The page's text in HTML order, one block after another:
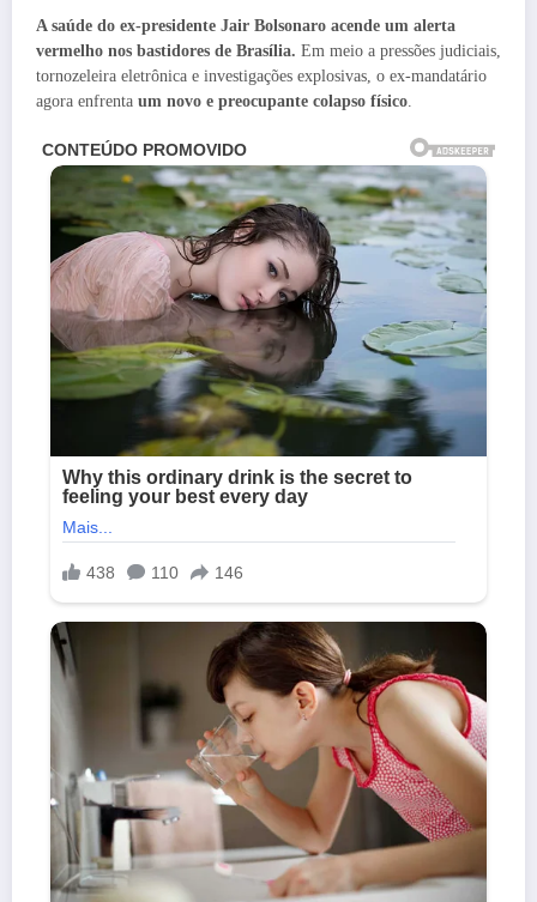
A saúde do ex-presidente Jair Bolsonaro acende um alerta
vermelho nos bastidores de Brasília. Em meio a pressões judiciais,
tornozeleira eletrônica e investigações explosivas, o ex-mandatário
agora enfrenta um novo e preocupante colapso físico.